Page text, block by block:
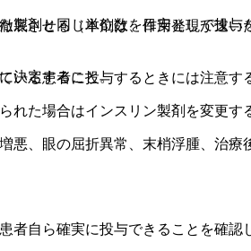
させる（本剤は、作用発現が速
る患者に投与するときには注意す
た場合はインスリン製剤を変更す
、眼の屈折異常、末梢浮腫、治
自ら確実に投与できることを確認
剤と同じ単位数を目安として投
決定すること。